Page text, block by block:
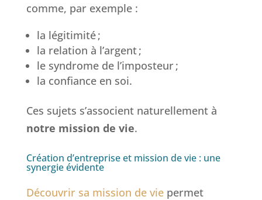
comme, par exemple :
la légitimité ;
la relation à l’argent ;
le syndrome de l’imposteur ;
la confiance en soi.
Ces sujets s’associent naturellement à
notre mission de vie.
Création d’entreprise et mission de vie : une
synergie évidente
Découvrir sa mission de viepermet